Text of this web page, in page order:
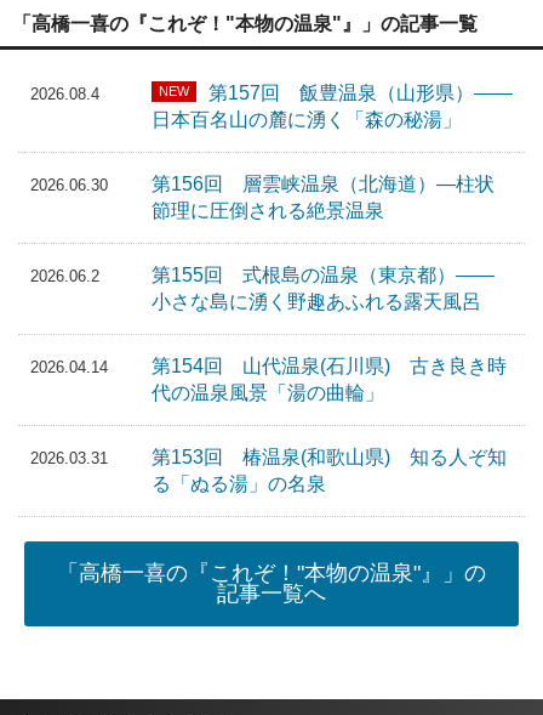
「高橋一喜の『これぞ！"本物の温泉"』」の記事一覧
2026.08.4 NEW
第157回 飯豊温泉（山形県）――
日本百名山の麓に湧く「森の秘湯」
2026.06.30
第156回 層雲峡温泉（北海道）―柱状
節理に圧倒される絶景温泉
2026.06.2
第155回 式根島の温泉（東京都）――
小さな島に湧く野趣あふれる露天風呂
2026.04.14
第154回 山代温泉(石川県) 古き良き時
代の温泉風景「湯の曲輪」
2026.03.31
第153回 椿温泉(和歌山県) 知る人ぞ知
る「ぬる湯」の名泉
「高橋一喜の『これぞ！"本物の温泉"』」の
記事一覧へ